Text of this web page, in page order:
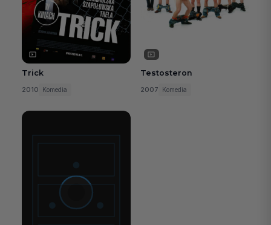
Trick
2010 Komedia
Testosteron
2007 Komedia